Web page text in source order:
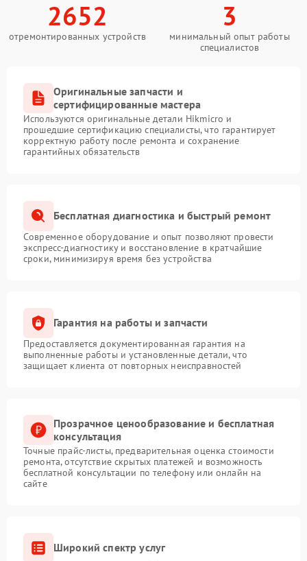
2652
отремонтированных устройств
3
минимальный опыт работы
специалистов
Оригинальные запчасти и
сертифицированные мастера
Используются оригинальные детали Hikmicro и
прошедшие сертификацию специалисты, что гарантирует
корректную работу после ремонта и сохранение
гарантийных обязательств
Бесплатная диагностика и быстрый ремонт
Современное оборудование и опыт позволяют провести
экспресс-диагностику и восстановление в кратчайшие
сроки, минимизируя время без устройства
Гарантия на работы и запчасти
Предоставляется документированная гарантия на
выполненные работы и установленные детали, что
защищает клиента от повторных неисправностей
Прозрачное ценообразование и бесплатная
консультация
Точные прайс-листы, предварительная оценка стоимости
ремонта, отсутствие скрытых платежей и возможность
бесплатной консультации по телефону или онлайн на
сайте
Широкий спектр услуг